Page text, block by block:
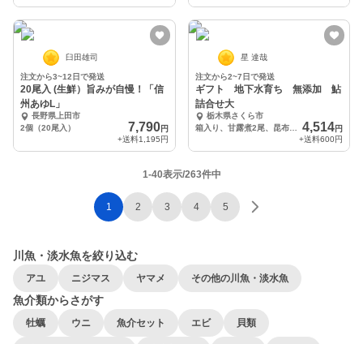
臼田雄司
注文から3~12日で発送
20尾入 (生鮮）旨みが自慢！「信
州あゆL」
長野県上田市
2個（20尾入）
7,790円
+送料1,195円
星 達哉
注文から2~7日で発送
ギフト 地下水育ち 無添加 鮎
詰合せ大
栃木県さくら市
箱入り、甘露煮2尾、昆布巻2本
4,514円
+送料600円
1-40表示/263件中
1 2 3 4 5
川魚・淡水魚を絞り込む
アユ ニジマス ヤマメ その他の川魚・淡水魚
魚介類からさがす
牡蠣 ウニ 魚介セット エビ 貝類